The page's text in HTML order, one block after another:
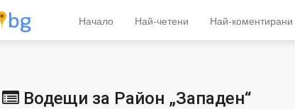
Начало Най-четени Най-коментирани
Водещи за Район „Западен“